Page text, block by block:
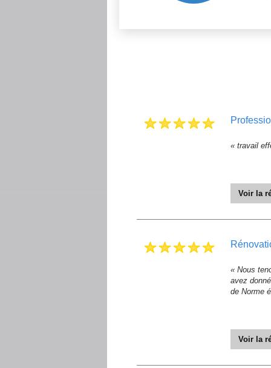
« travail
Voir la
« Nous
avez
de Norme
Voir la